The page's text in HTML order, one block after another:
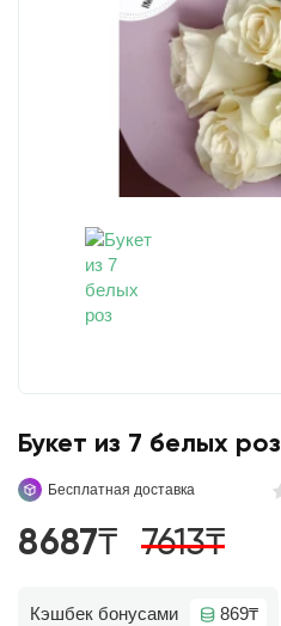
Букет из 7 белых роз
Бесплатная доставка
8687₸ 7613₸
Кэшбек бонусами 869₸